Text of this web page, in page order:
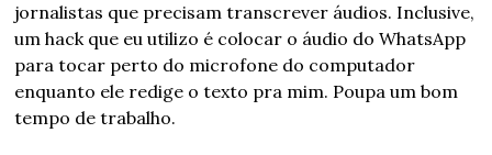
jornalistas que precisam transcrever áudios. Inclusive,
um hack que eu utilizo é colocar o áudio do WhatsApp
para tocar perto do microfone do computador
enquanto ele redige o texto pra mim. Poupa um bom
tempo de trabalho.